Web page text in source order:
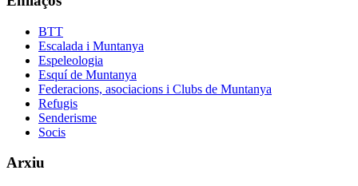
BTT
Escalada i Muntanya
Espeleologia
Esquí de Muntanya
Federacions, asociacions i Clubs de Muntanya
Refugis
Senderisme
Socis
Arxiu